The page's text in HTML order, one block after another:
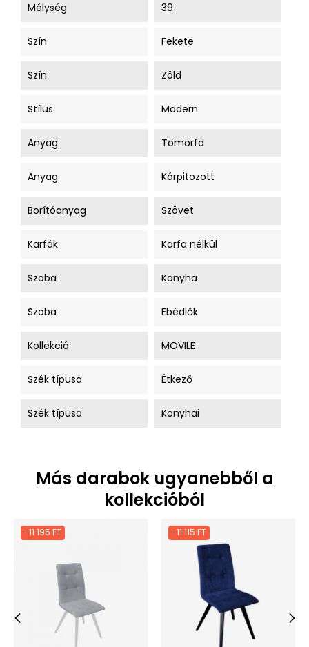
Mélység 39
Szín Fekete
Szín Zöld
Stílus Modern
Anyag Tömörfa
Anyag Kárpitozott
Borítóanyag Szövet
Karfák Karfa nélkül
Szoba Konyha
Szoba Ebédlők
Kollekció MOVILE
Szék típusa Étkező
Szék típusa Konyhai
Más darabok ugyanebből a
kollekcióból
-11 195 FT -11 115 FT